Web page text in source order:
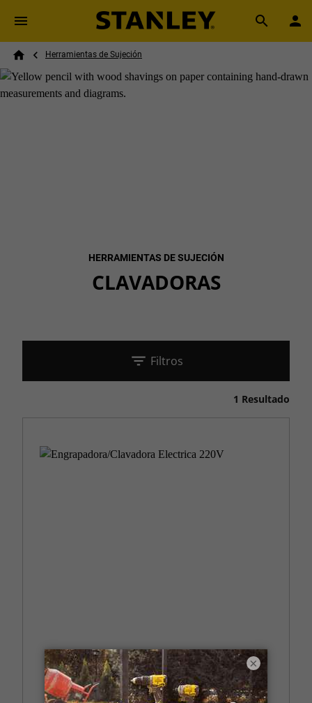
Skip to main content
Search
Breadcrumb
Herramientas de Sujeción
HERRAMIENTAS DE SUJECIÓN
CLAVADORAS
Filtros
1 Resultado
×